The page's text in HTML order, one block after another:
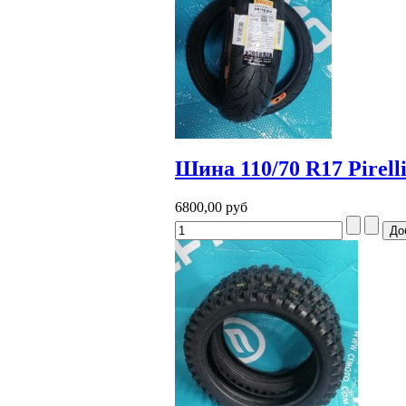
Шина 110/70 R17 Pirelli
6800,00 руб